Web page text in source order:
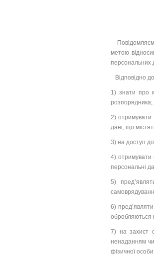
метою
персональних
Відповідно
1) знати про
розпорядника;
2) отримувати
дані, що
3) на доступ
4) отримувати
персональні
5)
6)
обробляються
7) на захист
ненаданням чи
фізичної